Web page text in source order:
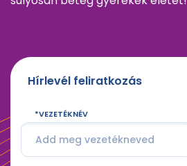
Hírlevél feliratkozás
VEZETÉKNÉV